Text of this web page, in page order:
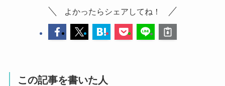
よかったらシェアしてね！
この記事を書いた人